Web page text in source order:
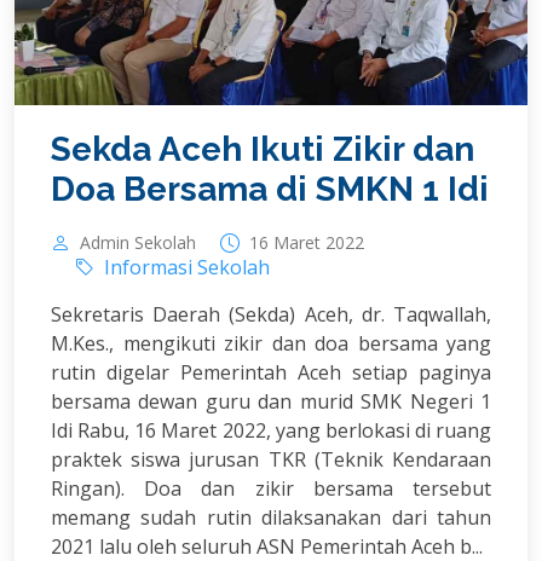
Sekda Aceh Ikuti Zikir dan
Doa Bersama di SMKN 1 Idi
Admin Sekolah 16 Maret 2022
Informasi Sekolah
Sekretaris Daerah (Sekda) Aceh, dr. Taqwallah,
M.Kes., mengikuti zikir dan doa bersama yang
rutin digelar Pemerintah Aceh setiap paginya
bersama dewan guru dan murid SMK Negeri 1
Idi Rabu, 16 Maret 2022, yang berlokasi di ruang
praktek siswa jurusan TKR (Teknik Kendaraan
Ringan). Doa dan zikir bersama tersebut
memang sudah rutin dilaksanakan dari tahun
2021 lalu oleh seluruh ASN Pemerintah Aceh b...